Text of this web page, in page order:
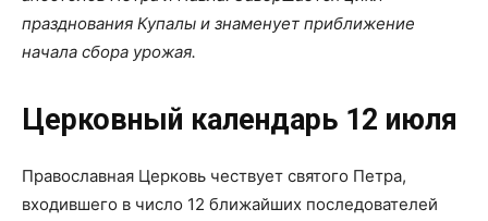
празднования Купалы и знаменует приближение
начала сбора урожая.
Церковный календарь 12 июля
Православная Церковь чествует святого Петра,
входившего в число 12 ближайших последователей